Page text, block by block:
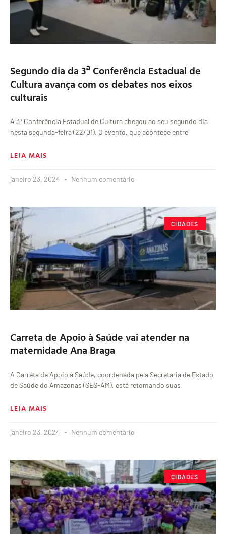
Segundo dia da 3ª Conferência Estadual de
Cultura avança com os debates nos eixos
culturais
A 3ª Conferência Estadual de Cultura chegou ao seu segundo dia
nesta segunda-feira (22/01). O evento, que acontece entre
LEIA MAIS
janeiro 23, 2024 Nenhum comentário
CIDADES
Carreta de Apoio à Saúde vai atender na
maternidade Ana Braga
A Carreta de Apoio à Saúde, coordenada pela Secretaria de Estado
de Saúde do Amazonas (SES-AM), está retomando suas
LEIA MAIS
janeiro 23, 2024 Nenhum comentário
CIDADES